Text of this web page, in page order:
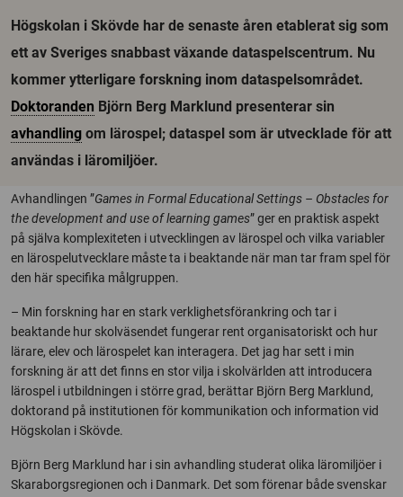
Högskolan i Skövde har de senaste åren etablerat sig som
ett av Sveriges snabbast växande dataspelscentrum. Nu
kommer ytterligare forskning inom dataspelsområdet.
Doktoranden Björn Berg Marklund presenterar sin
avhandling om lärospel; dataspel som är utvecklade för att
användas i läromiljöer.
Avhandlingen ”Games in Formal Educational Settings – Obstacles for
the development and use of learning games” ger en praktisk aspekt
på själva komplexiteten i utvecklingen av lärospel och vilka variabler
en lärospelutvecklare måste ta i beaktande när man tar fram spel för
den här specifika målgruppen.
– Min forskning har en stark verklighetsförankring och tar i
beaktande hur skolväsendet fungerar rent organisatoriskt och hur
lärare, elev och lärospelet kan interagera. Det jag har sett i min
forskning är att det finns en stor vilja i skolvärlden att introducera
lärospel i utbildningen i större grad, berättar Björn Berg Marklund,
doktorand på institutionen för kommunikation och information vid
Högskolan i Skövde.
Björn Berg Marklund har i sin avhandling studerat olika läromiljöer i
Skaraborgsregionen och i Danmark. Det som förenar både svenskar